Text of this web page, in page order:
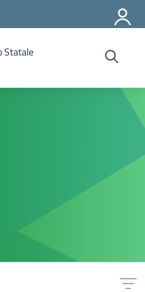
Statale